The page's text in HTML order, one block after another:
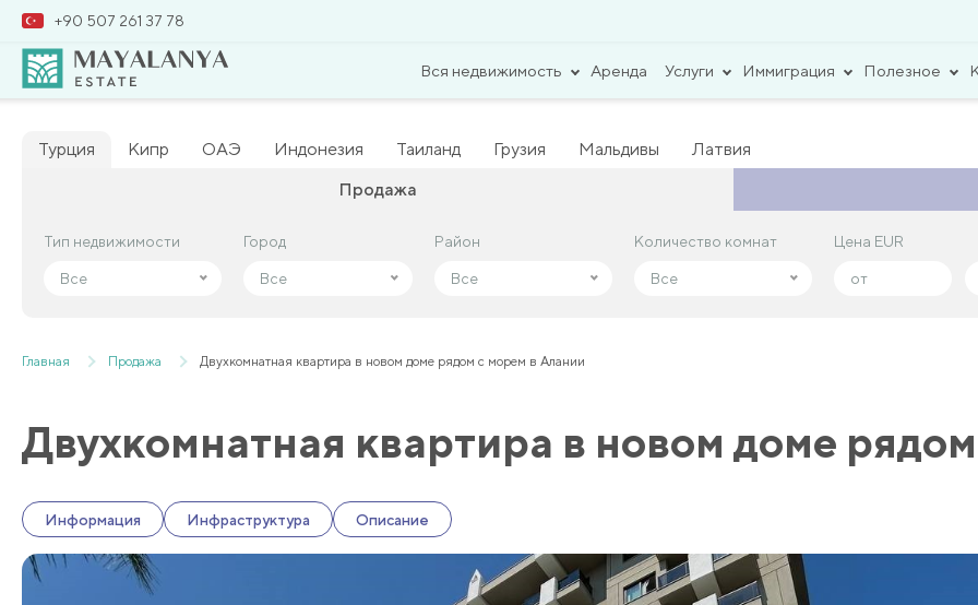
+90 507 261 37 78
Вся недвижимость Аренда Услуги Иммиграция Полезное
Турция Кипр ОАЭ Индонезия Таиланд Грузия Мальдивы
Латвия
Продажа
Тип недвижимости
Все
Город
Все
Район
Все
Количество комнат
Все
Цена EUR
Тип недвижимости
Все
Город
Все
Район
Все
Количество комнат
Все
Цена EUR
Главная Продажа Двухкомнатная квартира в новом доме рядом с морем в Алании
Двухкомнатная квартира в новом доме
Информация Инфраструктура Описание